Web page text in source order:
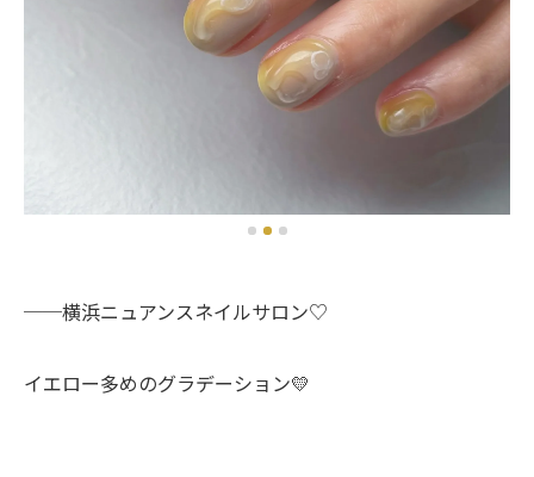
──横浜ニュアンスネイルサロン♡
イエロー多めのグラデーション💛